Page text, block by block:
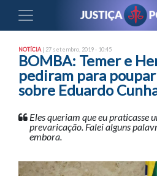
NOTÍCIA | 27 setembro, 2019 - 10:45
BOMBA: Temer e
pediram para
sobre Eduardo
Eles queriam que eu praticasse
prevaricação. Falei alguns
embora.